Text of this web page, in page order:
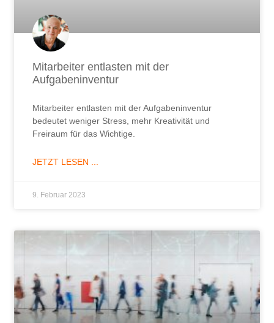
Mitarbeiter entlasten mit der
Aufgabeninventur
Mitarbeiter entlasten mit der Aufgabeninventur
bedeutet weniger Stress, mehr Kreativität und
Freiraum für das Wichtige.
JETZT LESEN ...
9. Februar 2023